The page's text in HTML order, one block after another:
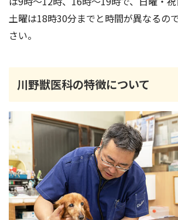
土曜は18時30分までと時間が異なるの
さい。
川野獣医科の特徴について